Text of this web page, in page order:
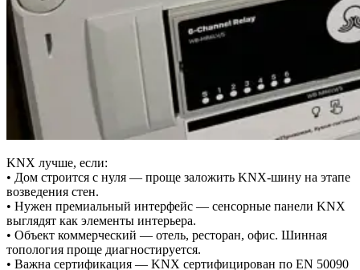
KNX лучше, если:
• Дом строится с нуля — проще заложить KNX-шину на этапе
возведения стен.
• Нужен премиальный интерфейс — сенсорные панели KNX
выглядят как элементы интерьера.
• Объект коммерческий — отель, ресторан, офис. Шинная
топология проще диагностируется.
• Важна сертификация — KNX сертифицирован по EN 50090